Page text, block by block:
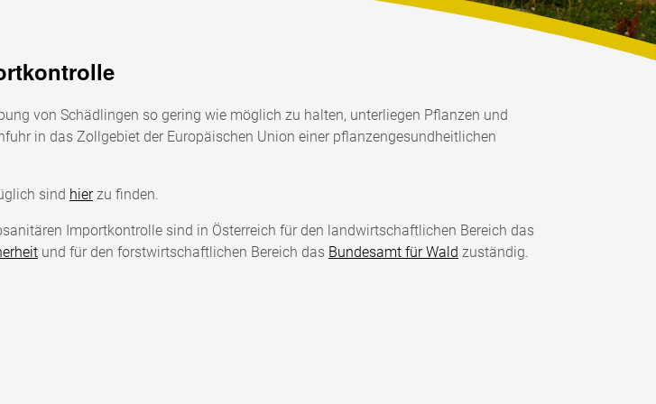
von Schädlingen so gering wie möglich zu halten, unterliegen Pflanzen und
in das Zollgebiet der Europäischen Union einer pflanzengesundheitlichen
sind hierzu finden.
Importkontrolle sind in Österreich für den landwirtschaftlichen Bereich das
und für den forstwirtschaftlichen Bereich das Bundesamt für Wald zuständig.